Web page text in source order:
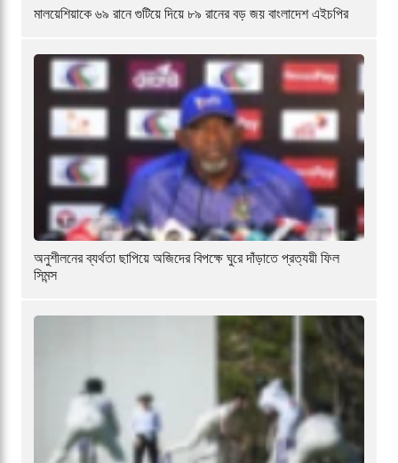
মালয়েশিয়াকে ৬৯ রানে গুটিয়ে দিয়ে ৮৯ রানের বড় জয় বাংলাদেশ এইচপির
অনুশীলনের ব্যর্থতা ছাপিয়ে অজিদের বিপক্ষে ঘুরে দাঁড়াতে প্রত্যয়ী ফিল
সিমন্স